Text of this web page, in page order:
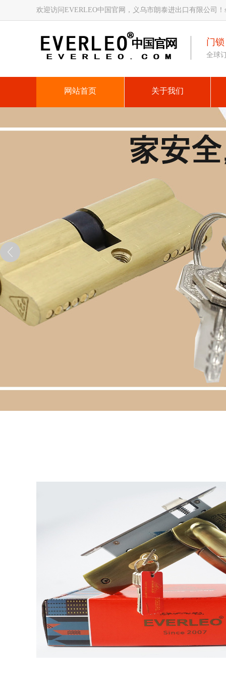
欢迎访问EVERLEO中国官网，义乌市朗泰进出口有限公司！
门
全球
网站首页 关于我们